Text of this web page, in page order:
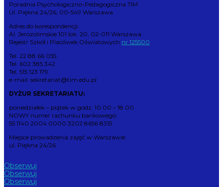
Poradnia Psychologiczno-Pedagogiczna TIM
Ul. Piękna 24/26, 00-549 Warszawa
Adres do korespondencji:
Al. Jerozolimskie 101 lok. 20, 02-011 Warszawa
Rejestr Szkół i Placówek Oświatowych nr 125500
Tel. 22 88 66 055
Tel. 602 385 342
Tel. 515 123 179
e-mail: sekretariat@tim.edu.pl
DYŻUR SEKRETARIATU:
poniedziałek – piątek w godz. 10.00 – 18.00
NOWY numer rachunku bankowego:
55 1140 2004 0000 3202 8656 8315
Miejsce prowadzenia zajęć w Warszawie:
ul. Piękna 24/26
Obserwuj
Obserwuj
Obserwuj